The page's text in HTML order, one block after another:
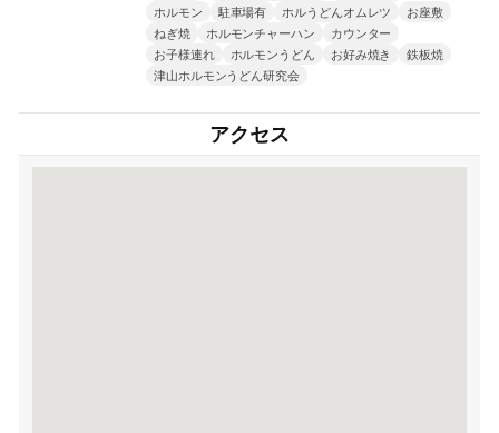
ホルモン
駐車場有 ホルうどんオムレツ
お座敷
ねぎ焼
ホルモンチャーハン
カウンター
お子様連れ
ホルモンうどん お好み焼き
鉄板焼
津山ホルモンうどん研究会
アクセス